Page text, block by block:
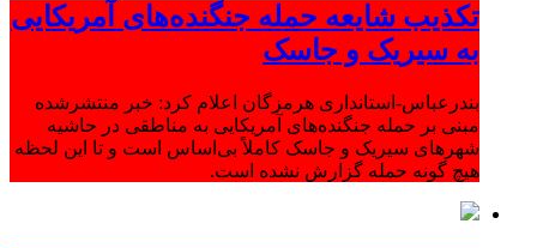
تکذیب شایعه حمله جنگنده‌های آمریکایی
به سیریک و جاسک
بندرعباس-استانداری هرمزگان اعلام کرد: خبر منتشرشده
مبنی بر حمله جنگنده‌های آمریکایی به مناطقی در حاشیه
شهرهای سیریک و جاسک کاملاً بی‌اساس است و تا این لحظه
هیچ گونه حمله گزارش نشده است.